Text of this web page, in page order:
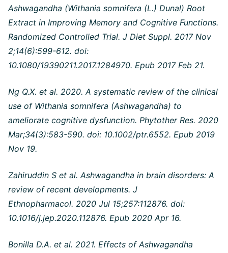
Ashwagandha (Withania somnifera (L.) Dunal) Root
Extract in Improving Memory and Cognitive Functions.
Randomized Controlled Trial. J Diet Suppl. 2017 Nov
2;14(6):599-612. doi:
10.1080/19390211.2017.1284970. Epub 2017 Feb 21.
Ng Q.X. et al. 2020. A systematic review of the clinical
use of Withania somnifera (Ashwagandha) to
ameliorate cognitive dysfunction. Phytother Res. 2020
Mar;34(3):583-590. doi: 10.1002/ptr.6552. Epub 2019
Nov 19.
Zahiruddin S et al. Ashwagandha in brain disorders: A
review of recent developments. J
Ethnopharmacol. 2020 Jul 15;257:112876. doi:
10.1016/j.jep.2020.112876. Epub 2020 Apr 16.
Bonilla D.A. et al. 2021. Effects of Ashwagandha